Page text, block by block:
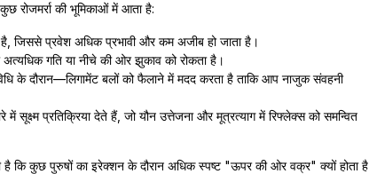
रोजमर्रा की भूमिकाओं में आता है:
जिससे प्रवेश अधिक प्रभावी और कम अजीब हो जाता है।
गति या नीचे की ओर झुकाव को रोकता है।
के दौरान—लिगामेंट बलों को फैलाने में मदद करता है ताकि आप नाजुक संवहनी
सूक्ष्म प्रतिक्रिया देते हैं, जो यौन उत्तेजना और मूत्रत्याग में रिफ्लेक्स को समन्वित
है कि कुछ पुरुषों का इरेक्शन के दौरान अधिक स्पष्ट "ऊपर की ओर वक्र" क्यों होता है